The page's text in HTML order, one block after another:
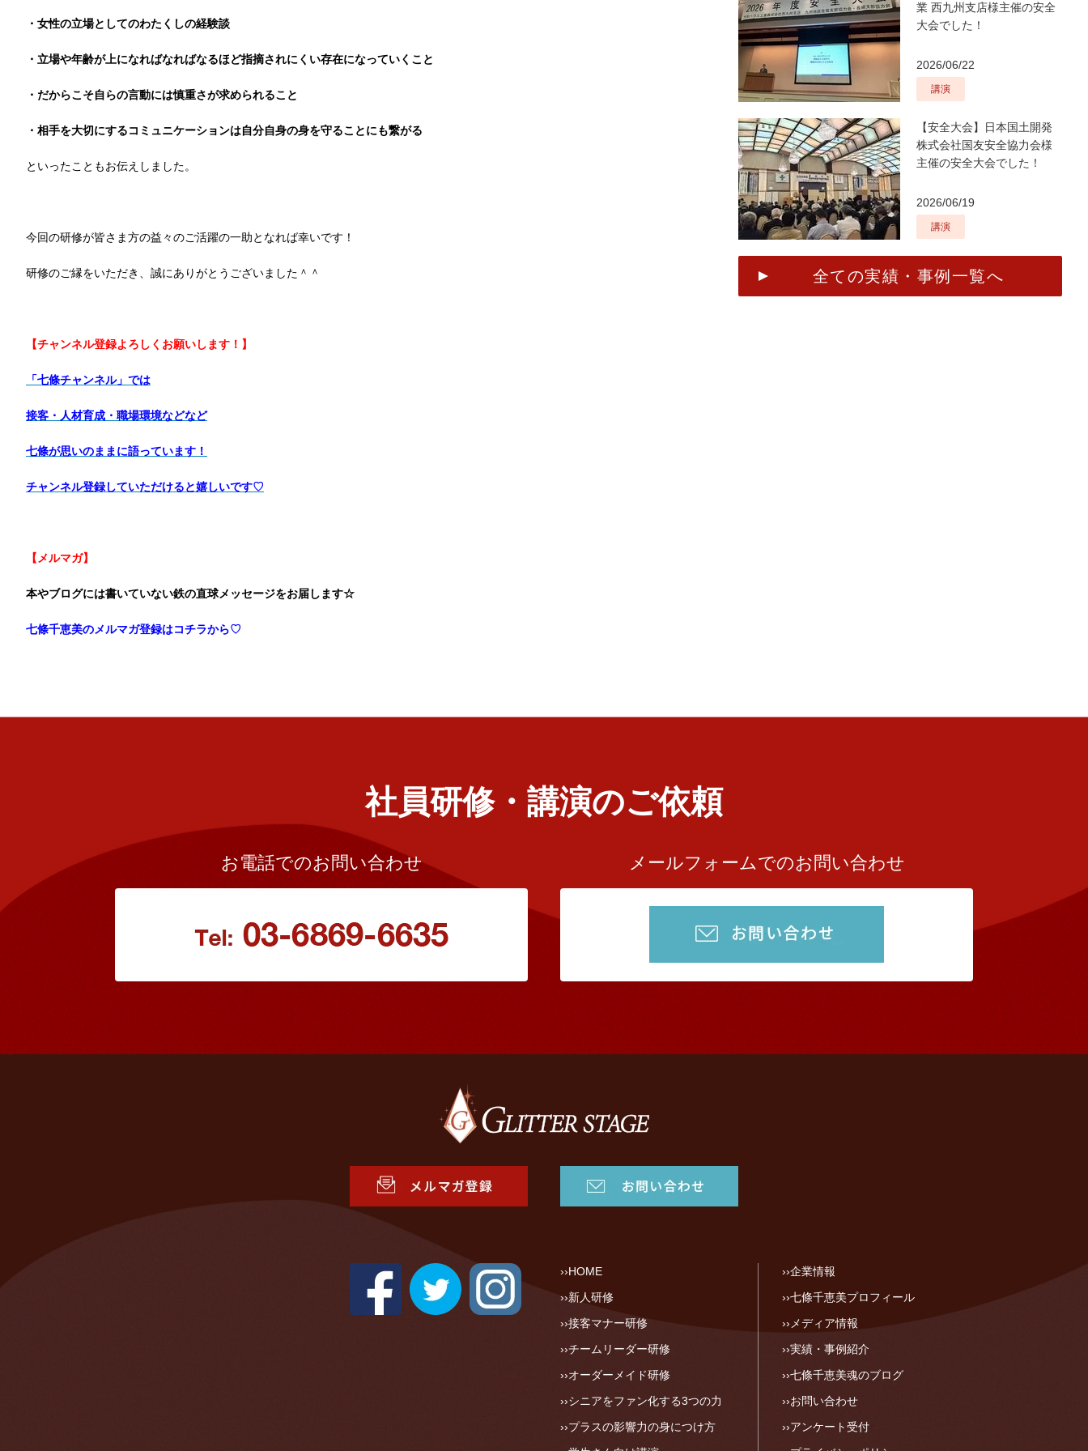
・女性の立場としてのわたくしの経験談
・立場や年齢が上になればなればなるほど指摘されにくい存在になっていくこと
・だからこそ自らの言動には慎重さが求められること
・相手を大切にするコミュニケーションは自分自身の身を守ることにも繋がる
といったこともお伝えしました。
今回の研修が皆さま方の益々のご活躍の一助となれば幸いです！
研修のご縁をいただき、誠にありがとうございました＾＾
【チャンネル登録よろしくお願いします！】
「七條チャンネル」では
接客・人材育成・職場環境などなど
七條が思いのままに語っています！
チャンネル登録していただけると嬉しいです♡
【メルマガ】
本やブログには書いていない鉄の直球メッセージをお届します☆
七條千恵美のメルマガ登録はコチラから♡
業 西九州支店様主催の安全
大会でした！
2026/06/22
講演
【安全大会】日本国土開発
株式会社国友安全協力会様
主催の安全大会でした！
2026/06/19
講演
全ての実績・事例一覧へ
社員研修・講演のご依頼
お電話でのお問い合わせ メールフォームでのお問い合わせ
HOME
新人研修
接客マナー研修
チームリーダー研修
オーダーメイド研修
シニアをファン化する3つの力
プラスの影響力の身につけ方
企業情報
七條千恵美プロフィール
メディア情報
実績・事例紹介
七條千恵美魂のブログ
お問い合わせ
アンケート受付